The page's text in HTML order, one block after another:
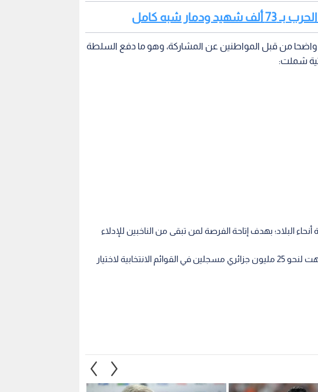
واضحا من قبل المواطنين عن المشاركة، وهو ما دفع السلطة
شملت:
البلاد؛ بهدف إتاحة الفرصة لمن تبقى من الناخبين للإدلاء
جرى تمديد الوقت بالرغم من أن الدعوة للتصويت وجهت لنحو 25 مليون جزائري مسجلين في القوائم الانتخابية لاختيار